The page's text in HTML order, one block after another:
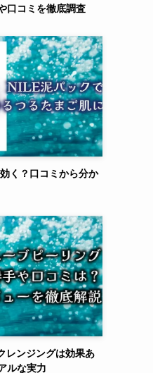
口コミを徹底調査
く？口コミから分か
レンジングは効果あ
ルな実力